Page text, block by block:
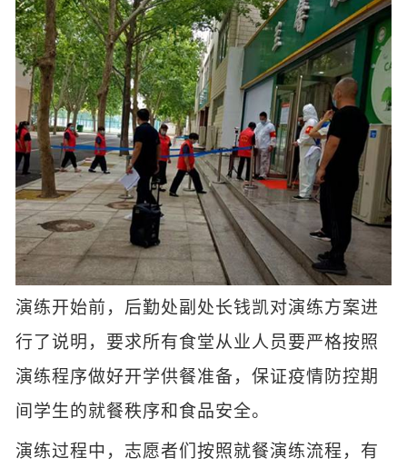
演练开始前，后勤处副处长钱凯对演练方案进
行了说明，要求所有食堂从业人员要严格按照
演练程序做好开学供餐准备，保证疫情防控期
间学生的就餐秩序和食品安全。
演练过程中，志愿者们按照就餐演练流程，有